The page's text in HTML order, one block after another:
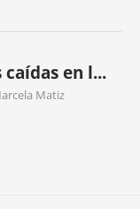
en l...
Matiz